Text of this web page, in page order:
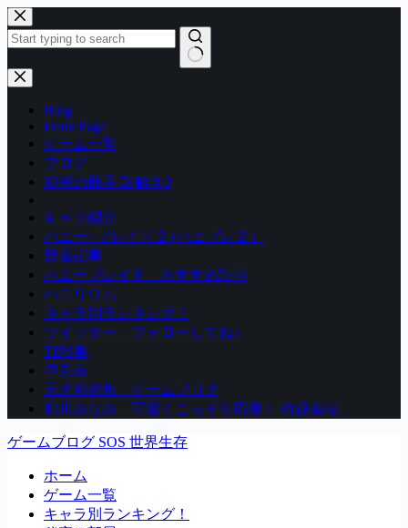
コ
ン
テ
ン
ツ
結
Blog
Front Page
ゲーム一覧
ブログ
秘密の部屋 謎解き0
キャラ紹介
ハニー×ブレイド２ (ハニブレ２）
新着記事
ハニーブレイド おすすめ記事
ハニリウム
キャラ別ランキング！
ツイッター フォローしてね♪
TIPS集
早見表
天才的発想 ゲームブログ
初川みなみ 可愛くこっそり応援！ 特設会場
ゲームブログ SOS 世界生存
ホーム
ゲーム一覧
キャラ別ランキング！